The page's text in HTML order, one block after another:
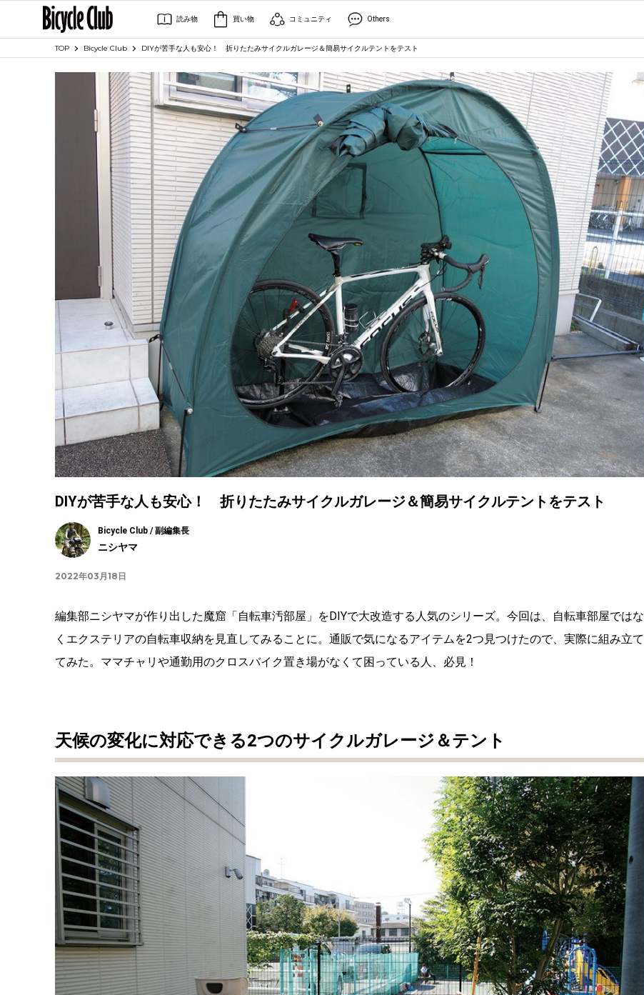
読み物 買い物 コミュニティ Others
TOP Bicycle Club DIYが苦手な人も安心！ 折りたたみサイクルガレージ＆簡易サイクルテントをテスト
DIYが苦手な人も安心！ 折りたたみサイクルガレージ＆簡易サイクルテントをテスト
Bicycle Club / 副編集長
ニシヤマ
2022年03月18日
編集部ニシヤマが作り出した魔窟「自転車汚部屋」をDIYで大改造する人気のシリーズ。今回は、自転車部屋ではな
くエクステリアの自転車収納を見直してみることに。通販で気になるアイテムを2つ見つけたので、実際に組み立て
てみた。ママチャリや通勤用のクロスバイク置き場がなくて困っている人、必見！
天候の変化に対応できる2つのサイクルガレージ＆テント